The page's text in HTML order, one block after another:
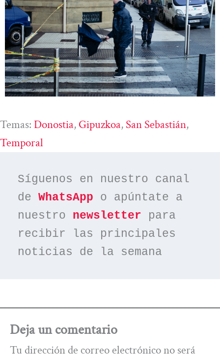
Temas: Donostia, Gipuzkoa, San Sebastián
Temporal
Síguenos en nuestro canal
de WhatsApp o apúntate a
nuestro newsletter para
recibir las principales
noticias de la semana
Deja un comentario
Tu dirección de correo electrónico no será